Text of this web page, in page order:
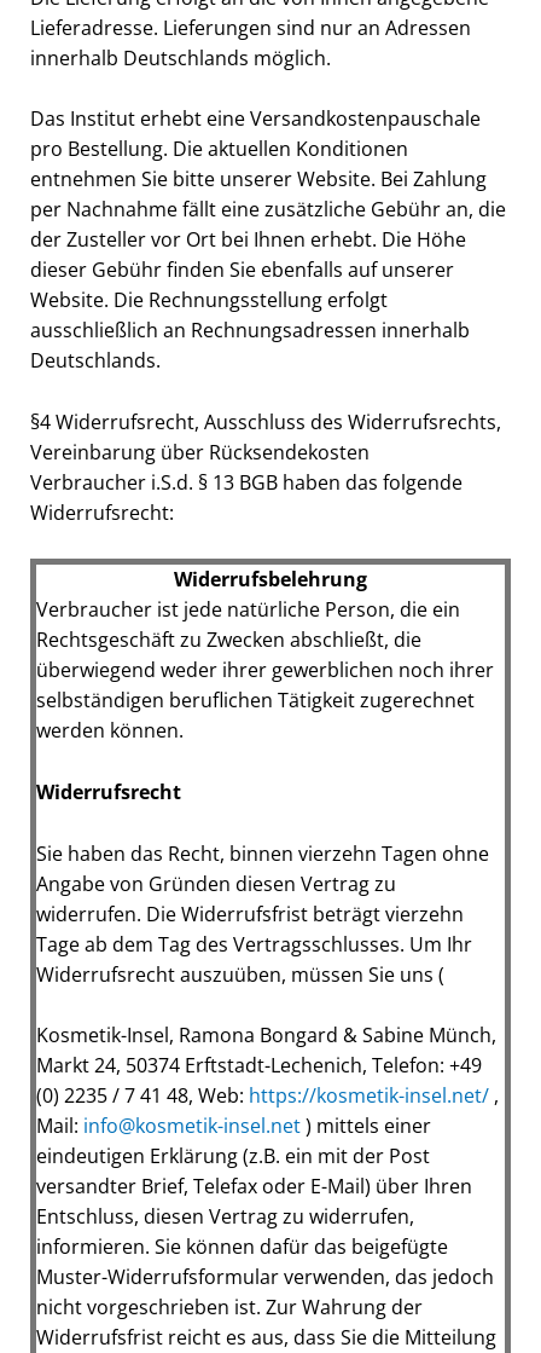
Lieferadresse. Lieferungen sind nur an Adressen
innerhalb Deutschlands möglich.
Das Institut erhebt eine Versandkostenpauschale
pro Bestellung. Die aktuellen Konditionen
entnehmen Sie bitte unserer Website. Bei Zahlung
per Nachnahme fällt eine zusätzliche Gebühr an, die
der Zusteller vor Ort bei Ihnen erhebt. Die Höhe
dieser Gebühr finden Sie ebenfalls auf unserer
Website. Die Rechnungsstellung erfolgt
ausschließlich an Rechnungsadressen innerhalb
Deutschlands.
§4 Widerrufsrecht, Ausschluss des Widerrufsrechts,
Vereinbarung über Rücksendekosten
Verbraucher i.S.d. § 13 BGB haben das folgende
Widerrufsrecht:
Widerrufsbelehrung
Verbraucher ist jede natürliche Person, die ein
Rechtsgeschäft zu Zwecken abschließt, die
überwiegend weder ihrer gewerblichen noch ihrer
selbständigen beruflichen Tätigkeit zugerechnet
werden können.
Widerrufsrecht
Sie haben das Recht, binnen vierzehn Tagen ohne
Angabe von Gründen diesen Vertrag zu
widerrufen. Die Widerrufsfrist beträgt vierzehn
Tage ab dem Tag des Vertragsschlusses. Um Ihr
Widerrufsrecht auszuüben, müssen Sie uns (
Kosmetik-Insel, Ramona Bongard & Sabine Münch,
Markt 24, 50374 Erftstadt-Lechenich, Telefon: +49
(0) 2235 / 7 41 48, Web: https://kosmetik-insel.net/ ,
Mail: info@kosmetik-insel.net) mittels einer
eindeutigen Erklärung (z.B. ein mit der Post
versandter Brief, Telefax oder E-Mail) über Ihren
Entschluss, diesen Vertrag zu widerrufen,
informieren. Sie können dafür das beigefügte
Muster-Widerrufsformular verwenden, das jedoch
nicht vorgeschrieben ist. Zur Wahrung der
Widerrufsfrist reicht es aus, dass Sie die Mitteilung